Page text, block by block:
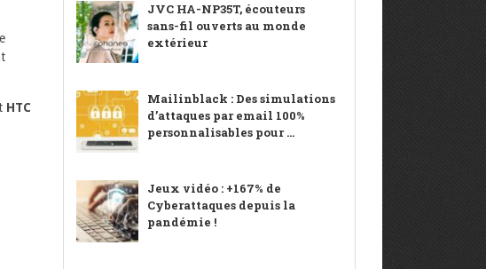
HTC
JVC HA-NP35T, écouteurs
sans-fil ouverts au monde
extérieur
Mailinblack : Des simulations
d’attaques par email 100%
personnalisables pour ...
Jeux vidéo : +167% de
Cyberattaques depuis la
pandémie !